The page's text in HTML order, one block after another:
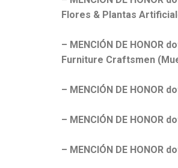
Flores & Plantas
– MENCIÓN DE HONOR
Furniture Craftsmen
– MENCIÓN DE HONOR
– MENCIÓN DE HONOR
– MENCIÓN DE HONOR